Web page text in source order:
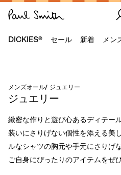
DICKIES® セール 新着 メン
メンズオール/ ジュエリー
ジュエリー
緻密な作りと遊び心あるディテー
装いにさりげない個性を添える美
ルなシャツの胸元や手元にさりげ
ご自身にぴったりのアイテムをぜ